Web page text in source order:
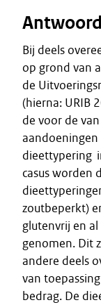
Antwoord
Bij deels
op grond van
de
(hierna: URIB
de voor de
dieettypering
casus worden
zoutbeperkt)
glutenvrij en
genomen. Dit
andere deels
van
bedrag. De